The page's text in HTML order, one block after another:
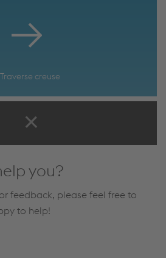
Traverse creuse
you?
feedback, please feel free to
to help!